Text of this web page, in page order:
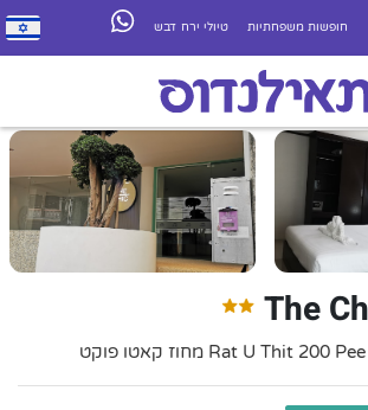
חופשות משפחתיות טיולי ירח דבש
The